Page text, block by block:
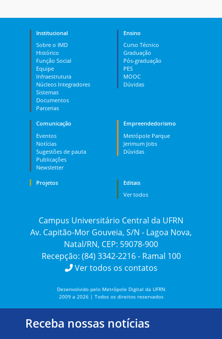
Institucional
Sobre o IMD
Histórico
Função Social
Equipe
Infraestrutura
Núcleos Integradores
Sistemas
Documentos
Parcerias
Ensino
Curso Técnico
Graduação
Pós-graduação
PES
MOOC
Dúvidas
Comunicação
Eventos
Notícias
Sugestões de pauta
Publicações
Newsletter
Empreendedorismo
Metrópole Parque
Jerimum Jobs
Dúvidas
Projetos
Editais
Ver todos
Campus Universitário Central da UFRN
Av. Capitão-Mor Gouveia, S/N - Lagoa Nova,
Natal/RN, CEP: 59078-900
Recepção: (84) 3342-2216 - Ramal 100
Ver todos os contatos
Desenvolvido pelo Metrópole Digital da UFRN
2009 a 2026 | Todos os direitos reservados
Receba nossas notícias